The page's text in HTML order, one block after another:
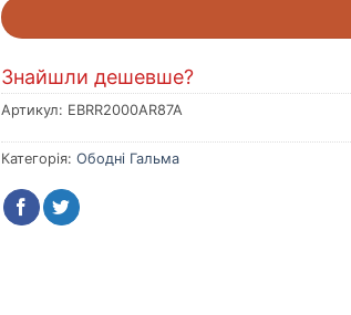
Знайшли дешевше?
Артикул: EBRR2000AR87A
Категорія: Ободні Гальма